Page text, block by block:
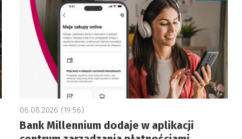
06.08.2026 (19:56)
Bank Millennium dodaje w aplikacji